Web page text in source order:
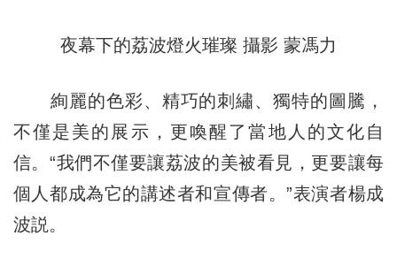
夜幕下的荔波燈火璀璨 攝影 蒙馮力
絢麗的色彩、精巧的刺繡、獨特的圖騰，
不僅是美的展示，更喚醒了當地人的文化自
信。“我們不僅要讓荔波的美被看見，更要讓每
個人都成為它的講述者和宣傳者。”表演者楊成
波説。